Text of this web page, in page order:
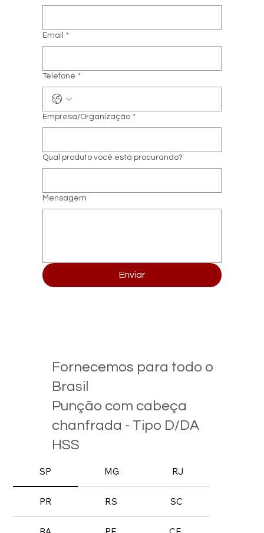
Email *
Telefone *
Empresa/Organização *
Qual produto você está procurando?
Mensagem
Enviar
Fornecemos para todo o
Brasil
Punção com cabeça
chanfrada - Tipo D/DA
HSS
SP MG RJ
PR RS SC